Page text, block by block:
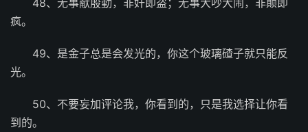
疯。
49、是金子总是会发光的，你这个玻璃碴子就只能反
光。
50、不要妄加评论我，你看到的，只是我选择让你看
到的。